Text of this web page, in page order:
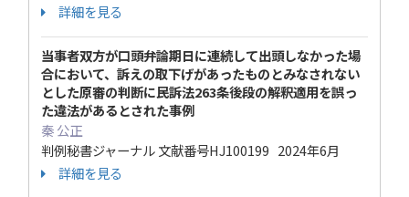
詳細を見る
当事者双方が口頭弁論期日に連続して出頭しなかった場
合において、訴えの取下げがあったものとみなされない
とした原審の判断に民訴法263条後段の解釈適用を誤っ
た違法があるとされた事例
秦 公正
判例秘書ジャーナル 文献番号HJ100199 2024年6月
詳細を見る